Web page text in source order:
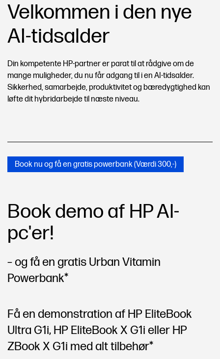
Velkommen i den nye
AI-tidsalder
Din kompetente HP-partner er parat til at rådgive om de
mange muligheder, du nu får adgang til i en AI-tidsalder.
Sikkerhed, samarbejde, produktivitet og bæredygtighed kan
løfte dit hybridarbejde til næste niveau.
Book nu og få en gratis powerbank (Værdi 300,-)
Book demo af HP AI-
pc'er!
– og få en gratis Urban Vitamin
Powerbank*
Få en demonstration af HP EliteBook
Ultra G1i, HP EliteBook X G1i eller HP
ZBook X G1i med alt tilbehør*